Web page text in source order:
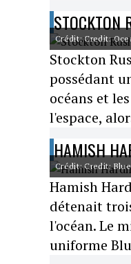
STOCKTON
Crédit: Credit:
Stockton
possédant
océans et
l'espace,
HAMISH
Crédit: Credit:
Hamish
détenait
l'océan. Le
uniforme